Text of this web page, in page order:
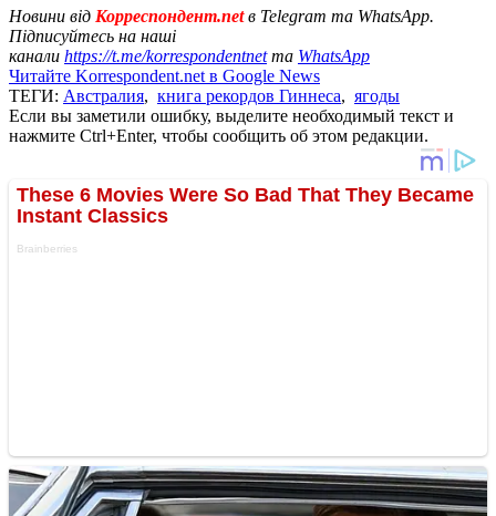
Новини від Корреспондент.netв Telegram та WhatsApp.
Підписуйтесь на наші
канали https://t.me/korrespondentnetта WhatsApp
Читайте Korrespondent.net в Google News
ТЕГИ: Австралия, книга рекордов Гиннеса, ягоды
Если вы заметили ошибку, выделите необходимый текст и
нажмите Ctrl+Enter, чтобы сообщить об этом редакции.